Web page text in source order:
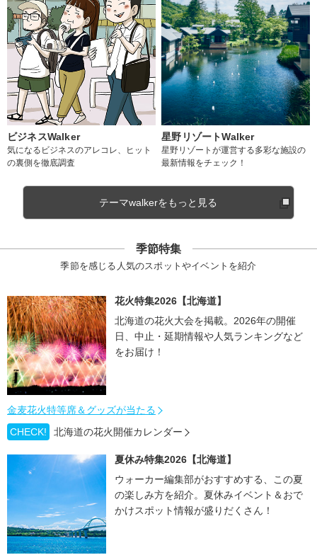
ビジネスWalker
気になるビジネスのアレコレ、ヒット
の裏側を徹底調査
星野リゾートWalker
星野リゾートが運営する多彩な施設の
最新情報をチェック！
テーマwalkerをもっと見る
季節特集
季節を感じる人気のスポットやイベントを紹介
花火特集2026【北海道】
北海道の花火大会を掲載。2026年の開催
日、中止・延期情報や人気ランキングなど
をお届け！
金麦花火特等席＆グッズが当たる
CHECK!
北海道の花火開催カレンダー
夏休み特集2026【北海道】
ウォーカー編集部がおすすめする、この夏
の楽しみ方を紹介。夏休みイベント＆おで
かけスポット情報が盛りだくさん！